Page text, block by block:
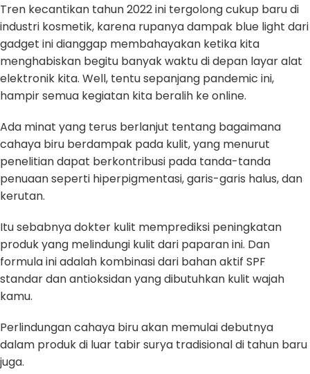
Tren kecantikan tahun 2022 ini tergolong cukup baru di
industri kosmetik, karena rupanya dampak blue light dari
gadget ini dianggap membahayakan ketika kita
menghabiskan begitu banyak waktu di depan layar alat
elektronik kita. Well, tentu sepanjang pandemic ini,
hampir semua kegiatan kita beralih ke online.
Ada minat yang terus berlanjut tentang bagaimana
cahaya biru berdampak pada kulit, yang menurut
penelitian dapat berkontribusi pada tanda-tanda
penuaan seperti hiperpigmentasi, garis-garis halus, dan
kerutan.
Itu sebabnya dokter kulit memprediksi peningkatan
produk yang melindungi kulit dari paparan ini. Dan
formula ini adalah kombinasi dari bahan aktif SPF
standar dan antioksidan yang dibutuhkan kulit wajah
kamu.
Perlindungan cahaya biru akan memulai debutnya
dalam produk di luar tabir surya tradisional di tahun baru
juga.